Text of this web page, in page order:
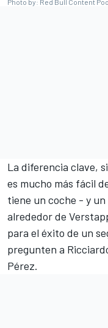
Photo by: Red Bull Content
La diferencia clave,
es mucho más fácil
tiene un coche - y
alrededor de
para el éxito de un
pregunten a
Pérez.